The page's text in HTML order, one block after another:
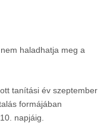
haladhatja meg a
tanítási év szeptember
formájában
napjáig.